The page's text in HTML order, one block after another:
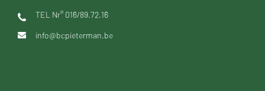
TEL Nr° 016/89.72.16
info@bcpieterman.be